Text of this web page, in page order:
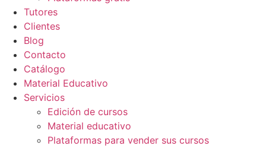
Tutores
Clientes
Blog
Contacto
Catálogo
Material Educativo
Servicios
Edición de cursos
Material educativo
Plataformas para vender sus cursos